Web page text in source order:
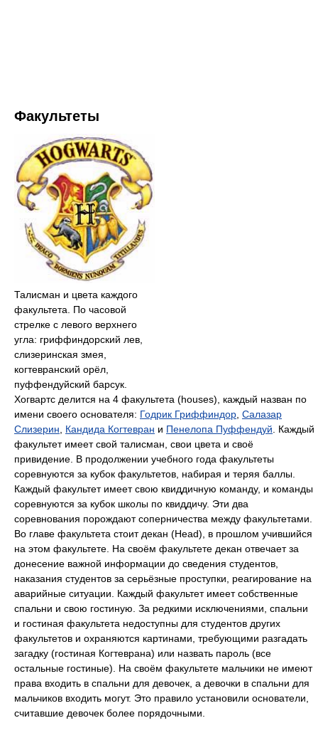
Факультеты
Талисман и цвета каждого
факультета. По часовой
стрелке с левого верхнего
угла: гриффиндорский лев,
слизеринская змея,
когтевранский орёл,
пуффендуйский барсук.
Хогвартс делится на 4 факультета (houses), каждый назван по
имени своего основателя: Годрик Гриффиндор, Салазар
Слизерин, Кандида Когтевран и Пенелопа Пуффендуй. Каждый
факультет имеет свой талисман, свои цвета и своё
привидение. В продолжении учебного года факультеты
соревнуются за кубок факультетов, набирая и теряя баллы.
Каждый факультет имеет свою квиддичную команду, и команды
соревнуются за кубок школы по квиддичу. Эти два
соревнования порождают соперничества между факультетами.
Во главе факультета стоит декан (Head), в прошлом учившийся
на этом факультете. На своём факультете декан отвечает за
донесение важной информации до сведения студентов,
наказания студентов за серьёзные проступки, реагирование на
аварийные ситуации. Каждый факультет имеет собственные
спальни и свою гостиную. За редкими исключениями, спальни
и гостиная факультета недоступны для студентов других
факультетов и охраняются картинами, требующими разгадать
загадку (гостиная Когтеврана) или назвать пароль (все
остальные гостиные). На своём факультете мальчики не имеют
права входить в спальни для девочек, а девочки в спальни для
мальчиков входить могут. Это правило установили основатели,
считавшие девочек более порядочными.